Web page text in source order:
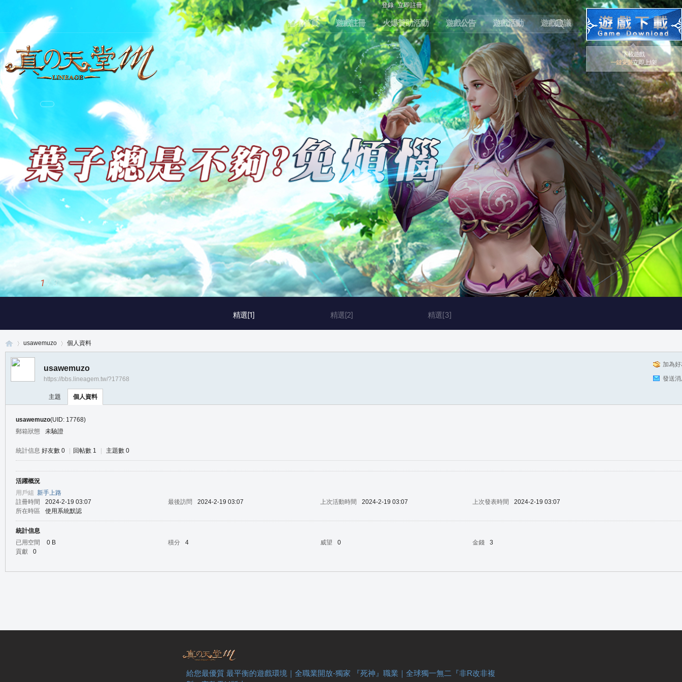
登錄 立即註冊
論壇首頁 遊戲註冊 火爆贊助活動 遊戲公告 遊戲活動 遊戲建議
下載遊戲
一鍵安裝立即上線!
精選[1] 精選[2] 精選[3]
1 / 3
usawemuzo 個人資料
加為
發送
usawemuzo
https://bbs.lineagem.tw/?17768
主題 個人資料
usawemuzo(UID: 17768)
郵箱狀態
未驗證
統計信息 好友數 0 回帖數 1 主題數 0
活躍概況
用戶組 新手上路
註冊時間
2024-2-19 03:07 最後訪問 2024-2-19 03:07 上次活動時間 2024-2-19 03:07 上次發表時間
2024-2-19 03:07
所在時區
使用系統默認
統計信息
已用空間
0 B 積分 4 威望 0 金錢
3
貢獻
0
給您最優質 最平衡的遊戲環境｜全職業開放-獨家 『死神』職業｜全球獨一無二『非R改非複